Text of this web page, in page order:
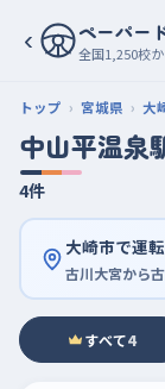
‹ ペーパー
全国1,250校
トップ 宮城県 大
中山平温泉
4件
大崎市で運
すべて4